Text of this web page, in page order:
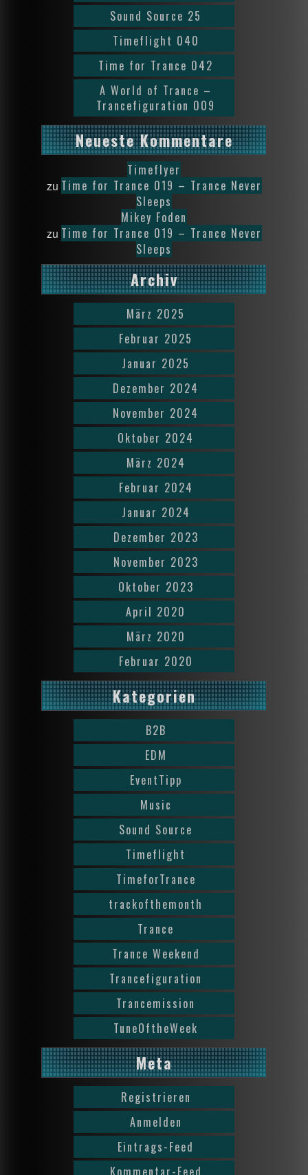
Sound Source 25
Timeflight 040
Time for Trance 042
A World of Trance –
Trancefiguration 009
Neueste Kommentare
Timeflyer
zu Time for Trance 019 – Trance Never
Sleeps
Mikey Foden
zu Time for Trance 019 – Trance Never
Sleeps
Archiv
März 2025
Februar 2025
Januar 2025
Dezember 2024
November 2024
Oktober 2024
März 2024
Februar 2024
Januar 2024
Dezember 2023
November 2023
Oktober 2023
April 2020
März 2020
Februar 2020
Kategorien
B2B
EDM
EventTipp
Music
Sound Source
Timeflight
TimeforTrance
trackofthemonth
Trance
Trance Weekend
Trancefiguration
Trancemission
TuneOftheWeek
Meta
Registrieren
Anmelden
Eintrags-Feed
Kommentar-Feed